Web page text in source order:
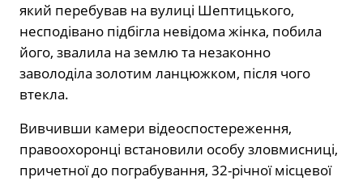
який перебував на вулиці Шептицького,
несподівано підбігла невідома жінка, побила
його, звалила на землю та незаконно
заволоділа золотим ланцюжком, після чого
втекла.
Вивчивши камери відеоспостереження,
правоохоронці встановили особу зловмисниці,
причетної до пограбування, 32-річної місцевої